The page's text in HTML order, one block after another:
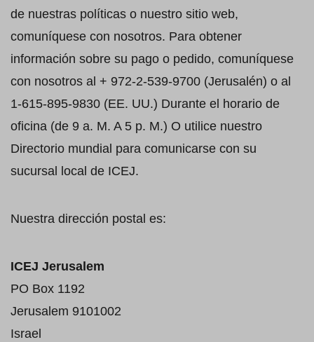
de nuestras políticas o nuestro sitio web,
comuníquese con nosotros. Para obtener
información sobre su pago o pedido, comuníquese
con nosotros al + 972-2-539-9700 (Jerusalén) o al
1-615-895-9830 (EE. UU.) Durante el horario de
oficina (de 9 a. M. A 5 p. M.) O utilice nuestro
Directorio mundial para comunicarse con su
sucursal local de ICEJ.
Nuestra dirección postal es:
ICEJ Jerusalem
PO Box 1192
Jerusalem 9101002
Israel